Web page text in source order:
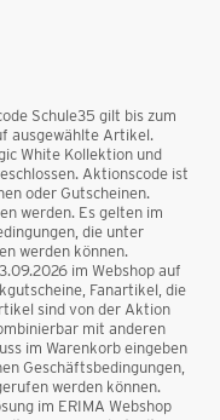
Schule35 gilt bis zum
ausgewählte Artikel.
White Kollektion und
Aktionscode ist
oder Gutscheinen.
werden. Es gelten im
die unter
werden können.
im Webshop auf
Fanartikel, die
sind von der Aktion
mit anderen
im Warenkorb eingeben
Geschäftsbedingungen,
werden können.
im ERIMA Webshop